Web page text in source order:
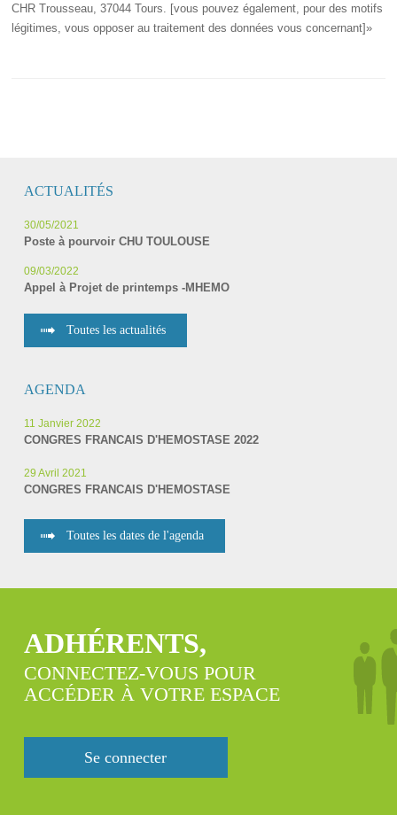
CHR Trousseau, 37044 Tours. [vous pouvez également, pour des motifs
légitimes, vous opposer au traitement des données vous concernant]»
ACTUALITÉS
30/05/2021
Poste à pourvoir CHU TOULOUSE
09/03/2022
Appel à Projet de printemps -MHEMO
Toutes les actualités
AGENDA
11 Janvier 2022
CONGRES FRANCAIS D'HEMOSTASE 2022
29 Avril 2021
CONGRES FRANCAIS D'HEMOSTASE
Toutes les dates de l'agenda
ADHÉRENTS,
CONNECTEZ-VOUS POUR
ACCÉDER À VOTRE ESPACE
Se connecter